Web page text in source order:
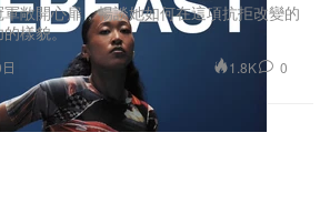
敞開心扉，暢談她如何在這項抗拒改變的
樣貌。
1.8K 0